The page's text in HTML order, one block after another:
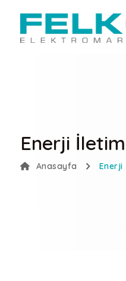
Enerji
Anasayfa Enerji